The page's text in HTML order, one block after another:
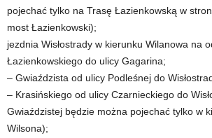
pojechać tylko na Trasę Łazienkowską w
most Łazienkowski);
jezdnia Wisłostrady w kierunku Wilanowa na
Łazienkowskiego do ulicy Gagarina;
– Gwiaździsta od ulicy Podleśnej do
– Krasińskiego od ulicy Czarnieckiego do
Gwiaździstej będzie można pojechać tylko w
Wilsona);